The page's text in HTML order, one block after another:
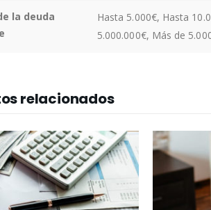
la deuda
Hasta 5.000€, Hasta
5.000.000€, Más de
relacionados